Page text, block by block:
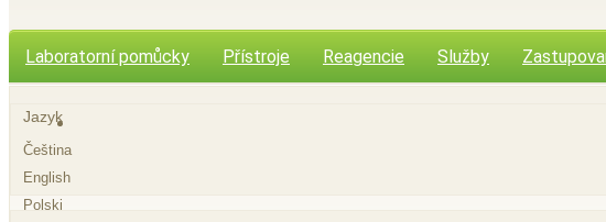
Laboratorní pomůcky Přístroje Reagencie Služby
Jazyk
Čeština
English
Polski